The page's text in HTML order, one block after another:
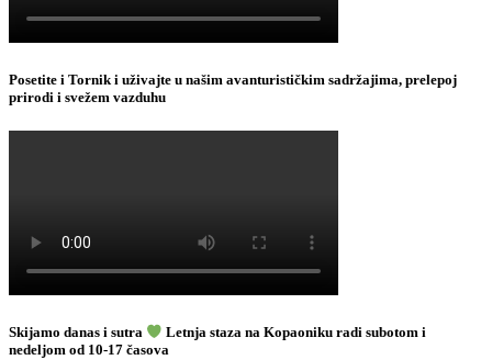
Posetite i Tornik i uživajte u našim avanturističkim sadržajima, prelepoj
prirodi i svežem vazduhu
Skijamo danas i sutra
Letnja staza na Kopaoniku radi subotom i
nedeljom od 10-17 časova